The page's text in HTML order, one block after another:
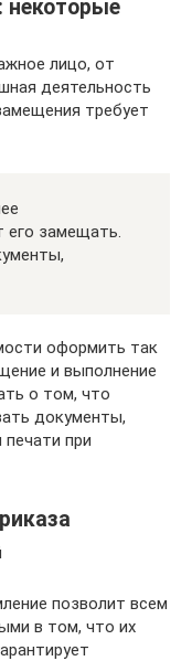
некоторые
лицо, от
деятельность
требует
его замещать.
оформить так
и выполнение
о том, что
документы,
при
позволит всем
в том, что их